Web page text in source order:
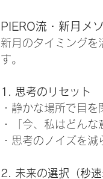
PIERO流・新月メ
新月のタイミングを
す。
1. 思考のリセット
・静かな場所で目を
・「今、私はどん
・思考のノイズを
2. 未来の選択（秒速